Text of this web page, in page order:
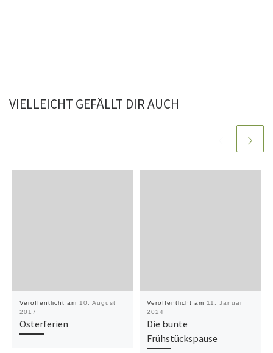
VIELLEICHT GEFÄLLT DIR AUCH
Veröffentlicht am 10. August
2017
Osterferien
Veröffentlicht am 11. Januar
2024
Die bunte
Frühstückspause